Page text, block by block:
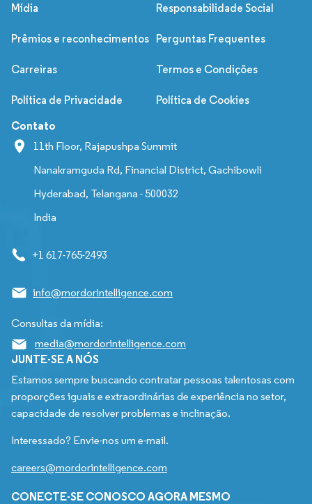
Mídia Responsabilidade Social
Prêmios e reconhecimentos Perguntas Frequentes
Carreiras Termos e Condições
Política de Privacidade Política de Cookies
Contato
11th Floor, Rajapushpa Summit
Nanakramguda Rd, Financial District, Gachibowli
Hyderabad, Telangana - 500032
India
+1 617-765-2493
info@mordorintelligence.com
Consultas da mídia:
media@mordorintelligence.com
JUNTE-SE A NÓS
Estamos sempre buscando contratar pessoas talentosas com
proporções iguais e extraordinárias de experiência no setor,
capacidade de resolver problemas e inclinação.
Interessado? Envie-nos um e-mail.
careers@mordorintelligence.com
CONECTE-SE CONOSCO AGORA MESMO